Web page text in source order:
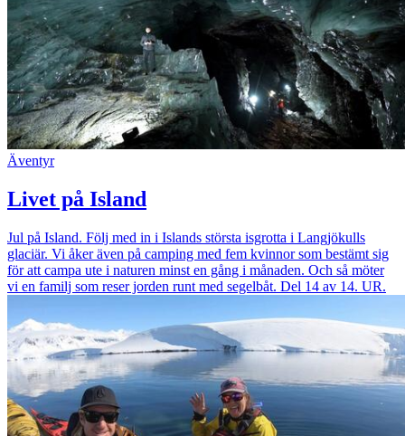
Äventyr
Livet på Island
Jul på Island. Följ med in i Islands största isgrotta i Langjökulls
glaciär. Vi åker även på camping med fem kvinnor som bestämt sig
för att campa ute i naturen minst en gång i månaden. Och så möter
vi en familj som reser jorden runt med segelbåt. Del 14 av 14. UR.